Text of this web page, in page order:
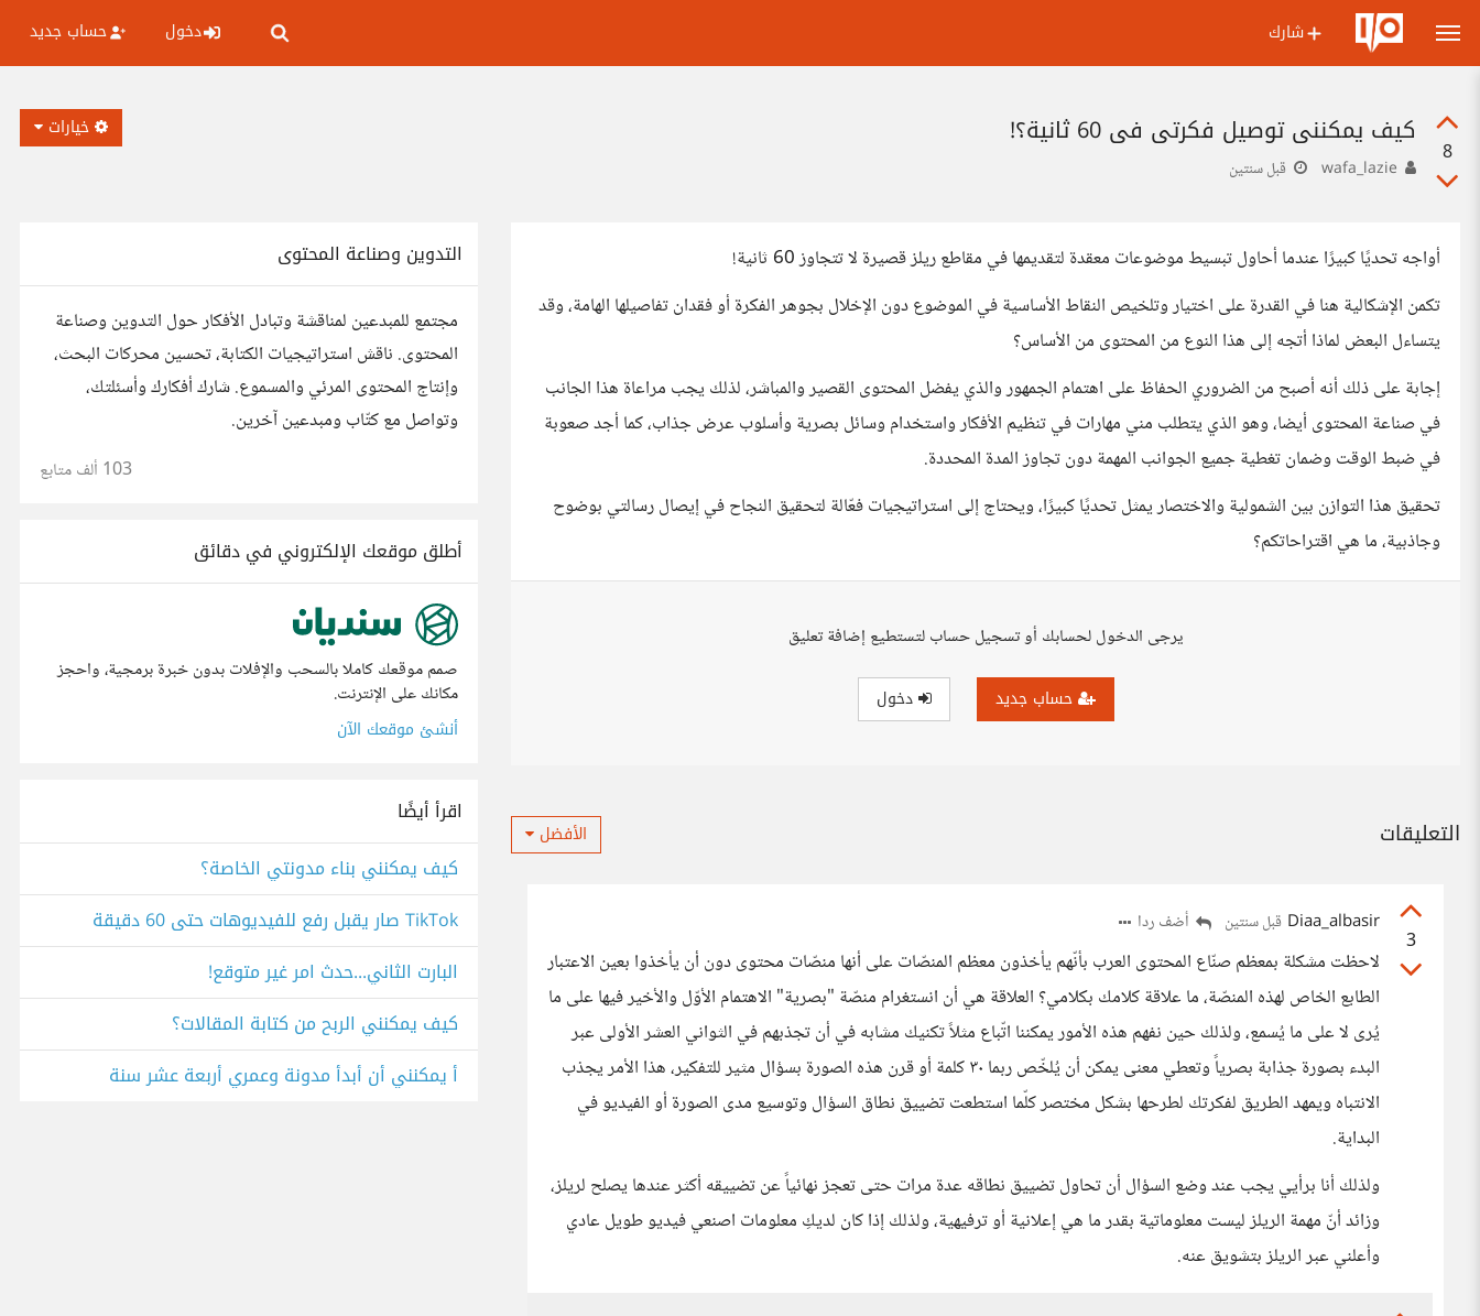
شارك دخول حساب جديد
8
كيف يمكنني توصيل فكرتي في 60 ثانية؟!
قبل سنتين
خيارات
أواجه تحديًا كبيرًا عندما أحاول تبسيط موضوعات معقدة لتقديمها في مقاطع ريلز قصيرة لا تتجاوز 60 ثانية!
تكمن الإشكالية هنا في القدرة على اختيار وتلخيص النقاط الأساسية في الموضوع دون الإخلال بجوهر الفكرة أو فقدان تفاصيلها الهامة، وقد
يتساءل البعض لماذا أتجه إلى هذا النوع من المحتوى من الأساس؟
إجابة على ذلك أنه أصبح من الضروري الحفاظ على اهتمام الجمهور والذي يفضل المحتوى القصير والمباشر، لذلك يجب مراعاة هذا الجانب
في صناعة المحتوى أيضا، وهو الذي يتطلب مني مهارات في تنظيم الأفكار واستخدام وسائل بصرية وأسلوب عرض جذاب، كما أجد صعوبة
في ضبط الوقت وضمان تغطية جميع الجوانب المهمة دون تجاوز المدة المحددة.
تحقيق هذا التوازن بين الشمولية والاختصار يمثل تحديًا كبيرًا، ويحتاج إلى استراتيجيات فعّالة لتحقيق النجاح في إيصال رسالتي بوضوح
وجاذبية، ما هي اقتراحاتكم؟
يرجى الدخول لحسابك أو تسجيل حساب لتستطيع إضافة تعليق
حساب جديد دخول
التعليقات الأفضل
3
Diaa_albasir قبل سنتين أضف ردا
لاحظت مشكلة بمعظم صنّاع المحتوى العرب بأنّهم يأخذون معظم المنصّات على أنها منصّات محتوى دون أن يأخذوا بعين الاعتبار
الطابع الخاص لهذه المنصّة، ما علاقة كلامك بكلامي؟ العلاقة هي أن انستغرام منصّة "بصرية" الاهتمام الأوّل والأخير فيها على ما
يُرى لا على ما يُسمع، ولذلك حين نفهم هذه الأمور يمكننا اتّباع مثلاً تكنيك مشابه في أن تجذبهم في الثواني العشر الأولى عبر
البدء بصورة جذابة بصرياً وتعطي معنى يمكن أن يُلخّص ربما ٣٠ كلمة أو قرن هذه الصورة بسؤال مثير للتفكير، هذا الأمر يجذب
الانتباه ويمهد الطريق لفكرتك لطرحها بشكل مختصر كلّما استطعت تضييق نطاق السؤال وتوسيع مدى الصورة أو الفيديو في
البداية.
ولذلك أنا برأيي يجب عند وضع السؤال أن تحاول تضييق نطاقه عدة مرات حتى تعجز نهائياً عن تضييقه أكثر عندها يصلح لريلز،
وزائد أنّ مهمة الريلز ليست معلوماتية بقدر ما هي إعلانية أو ترفيهية، ولذلك إذا كان لديكِ معلومات اصنعي فيديو طويل عادي
وأعلني عبر الريلز بتشويق عنه.
التدوين وصناعة المحتوى
مجتمع للمبدعين لمناقشة وتبادل الأفكار حول التدوين وصناعة
المحتوى. ناقش استراتيجيات الكتابة، تحسين محركات البحث،
وإنتاج المحتوى المرئي والمسموع. شارك أفكارك وأسئلتك،
وتواصل مع كتّاب ومبدعين آخرين.
103 ألف متابع
أطلق موقعك الإلكتروني في دقائق
صمم موقعك كاملا بالسحب والإفلات بدون خبرة برمجية، واحجز
مكانك على الإنترنت.
أنشئ موقعك الآن
اقرأ أيضًا
كيف يمكنني بناء مدونتي الخاصة؟
TikTok صار يقبل رفع للفيديوهات حتى 60 دقيقة
البارت الثاني...حدث امر غير متوقع!
كيف يمكنني الربح من كتابة المقالات؟
أ يمكنني أن أبدأ مدونة وعمري أربعة عشر سنة